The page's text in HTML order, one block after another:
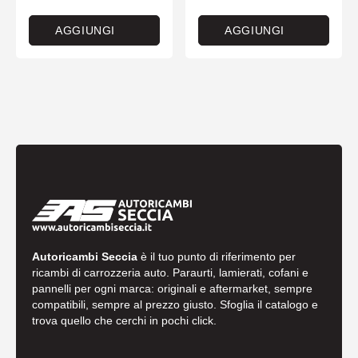
AGGIUNGI AGGIUNGI
Autoricambi Seccia è il tuo punto di riferimento per
ricambi di carrozzeria auto. Paraurti, lamierati, cofani e
pannelli per ogni marca: originali e aftermarket, sempre
compatibili, sempre al prezzo giusto. Sfoglia il catalogo e
trova quello che cerchi in pochi click.